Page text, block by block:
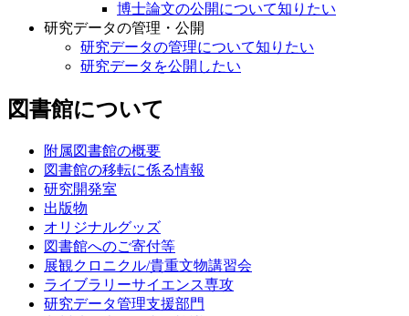
博士論文の公開について知りたい
研究データの管理・公開
研究データの管理について知りたい
研究データを公開したい
図書館について
附属図書館の概要
図書館の移転に係る情報
研究開発室
出版物
オリジナルグッズ
図書館へのご寄付等
展観クロニクル/貴重文物講習会
ライブラリーサイエンス専攻
研究データ管理支援部門